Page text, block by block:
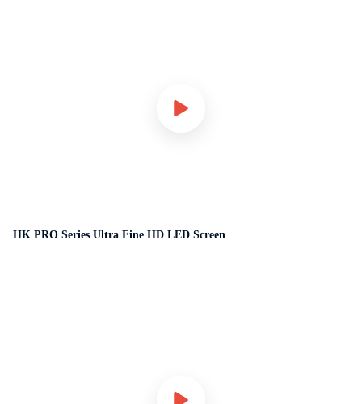
HK PRO Series Ultra Fine HD LED Screen